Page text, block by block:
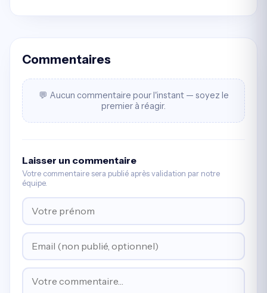
Commentaires
💬 Aucun commentaire pour l'instant — soyez le
premier à réagir.
Laisser un commentaire
Votre commentaire sera publié après validation par notre
équipe.